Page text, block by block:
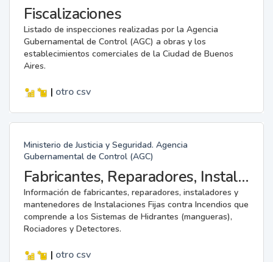
Fiscalizaciones
Listado de inspecciones realizadas por la Agencia
Gubernamental de Control (AGC) a obras y los
establecimientos comerciales de la Ciudad de Buenos
Aires.
| otro csv
Ministerio de Justicia y Seguridad. Agencia
Gubernamental de Control (AGC)
Fabricantes, Reparadores, Instaladores y Mantenedores de Instalaciones Fijas contra Incendios.
Información de fabricantes, reparadores, instaladores y
mantenedores de Instalaciones Fijas contra Incendios que
comprende a los Sistemas de Hidrantes (mangueras),
Rociadores y Detectores.
| otro csv